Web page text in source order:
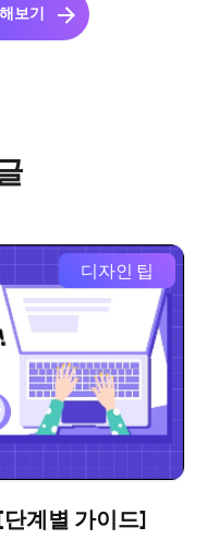
보기
디자인 팁
계별 가이드]